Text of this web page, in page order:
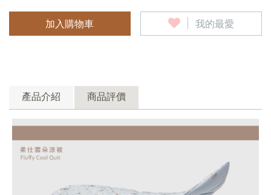
加入購物車 我的最愛
產品介紹 商品評價